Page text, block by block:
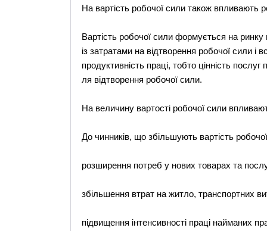
На вартість робочої сили також впливають
Вартість робочої сили формується на ринку
із затратами на відтворення робочої сили і
продуктивність праці, тобто цінність
ля відтворення робочої сили.
На величину вартості робочої сили
До чинників, що збільшують вартість
розширення потреб у нових товарах та
збільшення втрат на житло, транспортних
підвищення інтенсивності праці найманих